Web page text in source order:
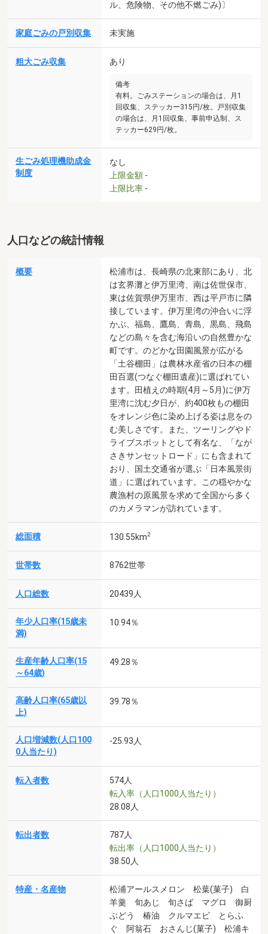
ル、危険物、その他不燃ごみ)〕
家庭ごみの戸別収集 未実施
粗大ごみ収集 あり
備考
有料。ごみステーションの場合は、月1
回収集、ステッカー315円/枚。戸別収集
の場合は、月1回収集、事前申込制、ス
テッカー629円/枚。
生ごみ処理機助成金
制度
なし
上限金額 -
上限比率 -
人口などの統計情報
概要
松浦市は、長崎県の北東部にあり、北
は玄界灘と伊万里湾、南は佐世保市、
東は佐賀県伊万里市、西は平戸市に隣
接しています。伊万里湾の沖合いに浮
かぶ、福島、鷹島、青島、黒島、飛島
などの島々を含む海沿いの自然豊かな
町です。のどかな田園風景が広がる
「土谷棚田」は農林水産省の日本の棚
田百選(つなぐ棚田遺産)に選ばれてい
ます。田植えの時期(4月～5月)に伊万
里湾に沈む夕日が、約400枚もの棚田
をオレンジ色に染め上げる姿は息をの
む美しさです。また、ツーリングやド
ライブスポットとして有名な、「なが
さきサンセットロード」にも含まれて
おり、国土交通省が選ぶ「日本風景街
道」に選ばれています。この穏やかな
農漁村の原風景を求めて全国から多く
のカメラマンが訪れています。
総面積 130.55km2
世帯数 8762世帯
人口総数 20439人
年少人口率(15歳未
満)
10.94％
生産年齢人口率(15
～64歳)
49.28％
高齢人口率(65歳以
上)
39.78％
人口増減数(人口100
0人当たり)
-25.93人
転入者数
574人
転入率（人口1000人当たり）
28.08人
転出者数
787人
転出率（人口1000人当たり）
38.50人
特産・名産物
松浦アールスメロン 松葉(菓子) 白
羊羹 旬あじ 旬さば マグロ 御厨
ぶどう 椿油 クルマエビ とらふ
ぐ 阿翁石 おさんじ(菓子) 松浦キ